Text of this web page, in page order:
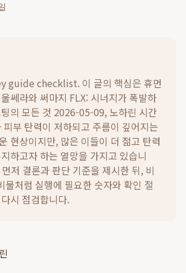
guide checklist. 이 글의 핵심은 휴먼
쎄라와 써마지 FLX: 시너지가 폭발하
의 모든 것 2026-05-09, 노하린 시간
피부 탄력이 저하되고 주름이 깊어지는
현상이지만, 많은 이들이 더 젊고 탄력
하고자 하는 열망을 가지고 있습니
저 결론과 판단 기준을 제시한 뒤, 비
물처럼 실행에 필요한 숫자와 확인 절
시 점검합니다.